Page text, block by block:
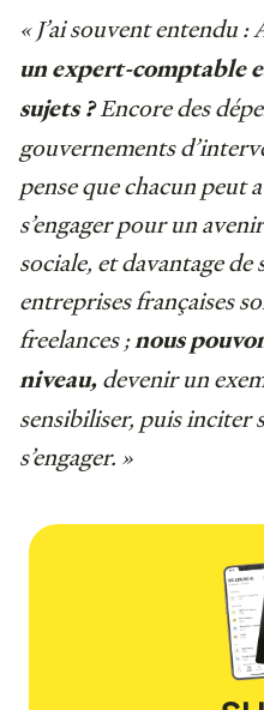
« J’ai souvent entendu :
un expert-comptable
sujets ?Encore des
gouvernements
pense que chacun peut
s’engager pour un
sociale, et davantage de
entreprises françaises
freelances ;nous
niveau, devenir un
sensibiliser, puis inciter
s’engager. »